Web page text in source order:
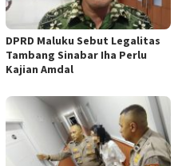
DPRD Maluku Sebut Legalitas
Tambang Sinabar Iha Perlu
Kajian Amdal